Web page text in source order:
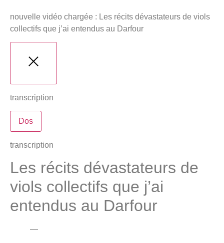
nouvelle vidéo chargée : Les récits dévastateurs de viols
collectifs que j’ai entendus au Darfour
transcription
Dos
transcription
Les récits dévastateurs de
viols collectifs que j’ai
entendus au Darfour
—